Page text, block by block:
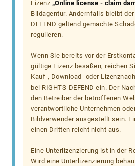
Lizenz „Online license - claim
Bildagentur. Andernfalls bleibt der
DEFEND geltend gemachte
regulieren.
Wenn Sie bereits vor der
gültige Lizenz besaßen, reichen
Kauf-, Download- oder
bei RIGHTS-DEFEND ein. Der
den Betreiber der betroffenen
verantwortliche Unternehmen
Bildverwender ausgestellt sein.
einen Dritten reicht nicht aus.
Eine Unterlizenzierung ist in der
Wird eine Unterlizenzierung